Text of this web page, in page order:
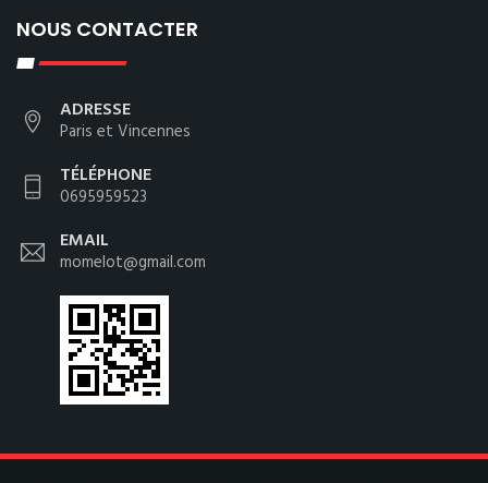
NOUS CONTACTER
ADRESSE
Paris et Vincennes
TÉLÉPHONE
0695959523
EMAIL
momelot@gmail.com